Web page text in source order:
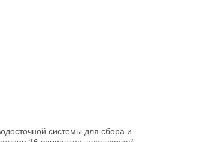
системы для сбора и